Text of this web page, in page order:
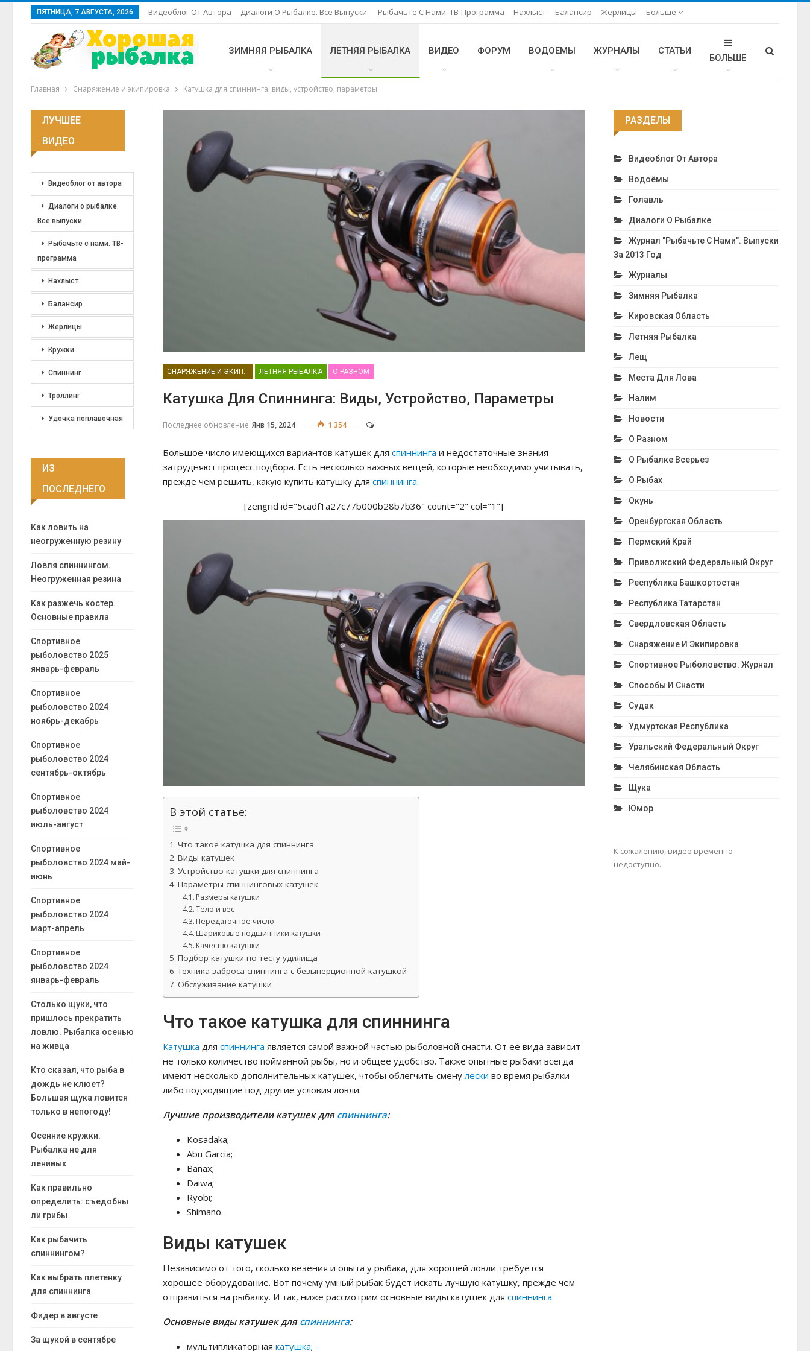
ПЯТНИЦА, 7 АВГУСТА, 2026 Видеоблог От Автора Диалоги О Рыбалке. Все Выпуски. Рыбачьте С Нами. ТВ-Программа Нахлыст Балансир Жерлицы Больше
ЗИМНЯЯ РЫБАЛКА ЛЕТНЯЯ РЫБАЛКА ВИДЕО ФОРУМ ВОДОЁМЫ ЖУРНАЛЫ СТАТЬИ
БОЛЬШЕ
Главная Снаряжение и экипировка Катушка для спиннинга: виды, устройство, параметры
СНАРЯЖЕНИЕ И ЭКИПИРОВКА ЛЕТНЯЯ РЫБАЛКА О РАЗНОМ
Катушка Для Спиннинга: Виды, Устройство, Параметры
Последнее обновление Янв 15, 2024 1 354
Большое число имеющихся вариантов катушек дляспиннинга и недостаточные знания
затрудняют процесс подбора. Есть несколько важных вещей, которые необходимо учитывать,
прежде чем решить, какую купить катушку дляспиннинга.
[zengrid id="5cadf1a27c77b000b28b7b36" count="2" col="1"]
В этой статье:
Что такое катушка для спиннинга
Виды катушек
Устройство катушки для спиннинга
Параметры спиннинговых катушек
Размеры катушки
Тело и вес
Передаточное число
Шариковые подшипники катушки
Качество катушки
Подбор катушки по тесту удилища
Техника заброса спиннинга с безынерционной катушкой
Обслуживание катушки
Что такое катушка для спиннинга
Катушка дляспиннинга является самой важной частью рыболовной снасти. От её вида зависит
не только количество пойманной рыбы, но и общее удобство. Также опытные рыбаки всегда
имеют несколько дополнительных катушек, чтобы облегчить сменулески во время рыбалки
либо подходящие под другие условия ловли.
Лучшие производители катушек для спиннинга:
Kosadaka;
Abu Garcia;
Banax;
Daiwa;
Ryobi;
Shimano.
Виды катушек
Независимо от того, сколько везения и опыта у рыбака, для хорошей ловли требуется
хорошее оборудование. Вот почему умный рыбак будет искать лучшую катушку, прежде чем
отправиться на рыбалку. И так, ниже рассмотрим основные виды катушек дляспиннинга.
Основные виды катушек для спиннинга:
мультипликаторнаякатушка;
РАЗДЕЛЫ
Видеоблог От Автора
Водоёмы
Голавль
Диалоги О Рыбалке
Журнал "Рыбачьте С Нами". Выпуски
За 2013 Год
Журналы
Зимняя Рыбалка
Кировская Область
Летняя Рыбалка
Лещ
Места Для Лова
Налим
Новости
О Разном
О Рыбалке Всерьез
О Рыбах
Окунь
Оренбургская Область
Пермский Край
Приволжский Федеральный Округ
Республика Башкортостан
Республика Татарстан
Свердловская Область
Снаряжение И Экипировка
Спортивное Рыболовство. Журнал
Способы И Снасти
Судак
Удмуртская Республика
Уральский Федеральный Округ
Челябинская Область
Щука
Юмор
К сожалению, видео временно
недоступно.
ЛУЧШЕЕ
ВИДЕО
Видеоблог от автора
Диалоги о рыбалке.
Все выпуски.
Рыбачьте с нами. ТВ-
программа
Нахлыст
Балансир
Жерлицы
Кружки
Спиннинг
Троллинг
Удочка поплавочная
ИЗ
ПОСЛЕДНЕГО
Как ловить на
неогруженную резину
Ловля спиннингом.
Неогруженная резина
Как разжечь костер.
Основные правила
Спортивное
рыболовство 2025
январь-февраль
Спортивное
рыболовство 2024
ноябрь-декабрь
Спортивное
рыболовство 2024
сентябрь-октябрь
Спортивное
рыболовство 2024
июль-август
Спортивное
рыболовство 2024 май-
июнь
Спортивное
рыболовство 2024
март-апрель
Спортивное
рыболовство 2024
январь-февраль
Столько щуки, что
пришлось прекратить
ловлю. Рыбалка осенью
на живца
Кто сказал, что рыба в
дождь не клюет?
Большая щука ловится
только в непогоду!
Осенние кружки.
Рыбалка не для
ленивых
Как правильно
определить: съедобны
ли грибы
Как рыбачить
спиннингом?
Как выбрать плетенку
для спиннинга
Фидер в августе
За щукой в сентябре